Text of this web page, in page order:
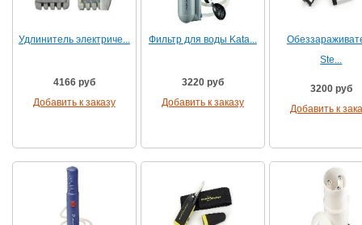
Удлинитель электриче...
4166 руб
Добавить к заказу
Фильтр для воды Kata...
3220 руб
Добавить к заказу
Ste...
3200 руб
Добавить к